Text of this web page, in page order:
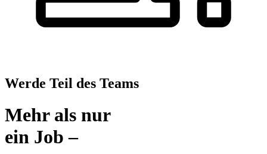
Werde Teil des Teams
Mehr als nur
ein Job –